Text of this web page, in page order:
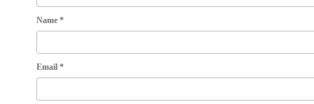
Name *
Email *